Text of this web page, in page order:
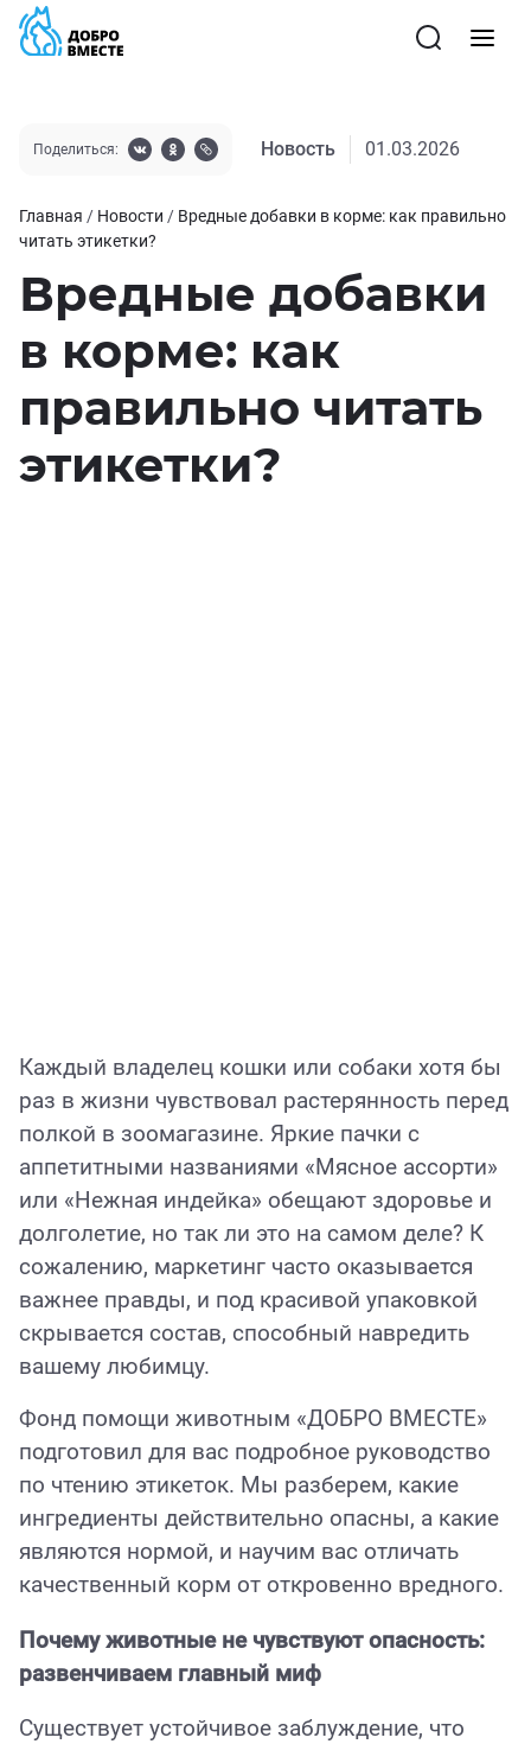
Поделиться: Новость 01.03.2026
Главная / Новости / Вредные добавки в корме: как правильно
читать этикетки?
Вредные добавки
в корме: как
правильно читать
этикетки?
Каждый владелец кошки или собаки хотя бы
раз в жизни чувствовал растерянность перед
полкой в зоомагазине. Яркие пачки с
аппетитными названиями «Мясное ассорти»
или «Нежная индейка» обещают здоровье и
долголетие, но так ли это на самом деле? К
сожалению, маркетинг часто оказывается
важнее правды, и под красивой упаковкой
скрывается состав, способный навредить
вашему любимцу.
Фонд помощи животным «ДОБРО ВМЕСТЕ»
подготовил для вас подробное руководство
по чтению этикеток. Мы разберем, какие
ингредиенты действительно опасны, а какие
являются нормой, и научим вас отличать
качественный корм от откровенно вредного.
Почему животные не чувствуют опасность:
развенчиваем главный миф
Существует устойчивое заблуждение, что